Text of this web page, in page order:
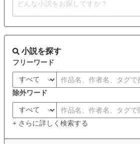
小説を探す
フリーワード
除外ワード
+ さらに詳しく検索する